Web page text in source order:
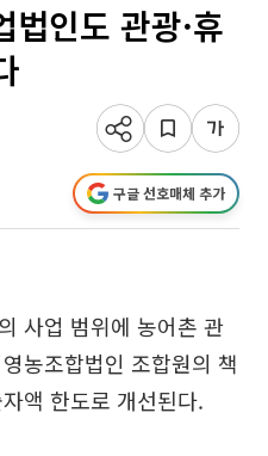
인도 관광·휴
구글 선호매체 추가
사업 범위에 농어촌 관
농조합법인 조합원의 책
액 한도로 개선된다.